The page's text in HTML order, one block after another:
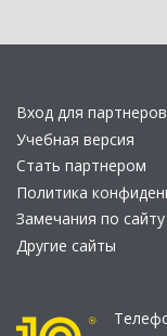
Вход для
Учебная версия
Стать партнером
Политика
Замечания по сайту
Другие сайты